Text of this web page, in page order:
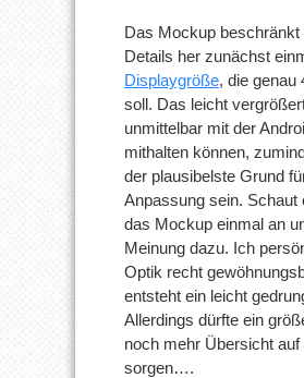
Das Mockup
Details her zunächst
Displaygröße, die genau
soll. Das leicht
unmittelbar mit der
mithalten können,
der plausibelste Grund
Anpassung sein. Schaut
das Mockup einmal an
Meinung dazu. Ich
Optik recht
entsteht ein leicht
Allerdings dürfte ein
noch mehr Übersicht
sorgen….